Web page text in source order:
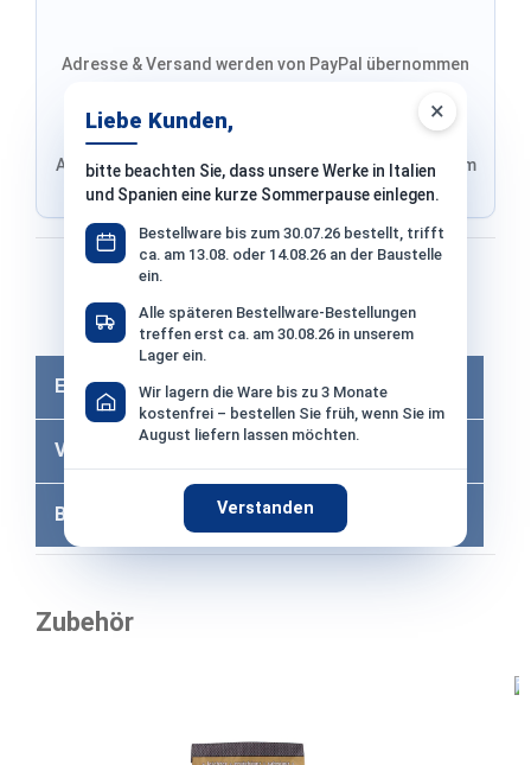
×
Liebe Kunden,
bitte beachten Sie, dass unsere Werke in Italien
und Spanien eine kurze Sommerpause einlegen.
Bestellware bis zum 30.07.26 bestellt, trifft
ca. am 13.08. oder 14.08.26 an der Baustelle
ein.
Alle späteren Bestellware-Bestellungen
treffen erst ca. am 30.08.26 in unserem
Lager ein.
Wir lagern die Ware bis zu 3 Monate
kostenfrei – bestellen Sie früh, wenn Sie im
August liefern lassen möchten.
Verstanden
Adresse & Versand werden von PayPal übernommen
Adresse von Klarna, Versand wird im finalen Schritt im
Shop ausgewählt
Bezahlen mit
Bei Bezahlung per Vorkasse −2% Skonto
Eigenschaften
Versandkosten
Bewertungen
Zubehör